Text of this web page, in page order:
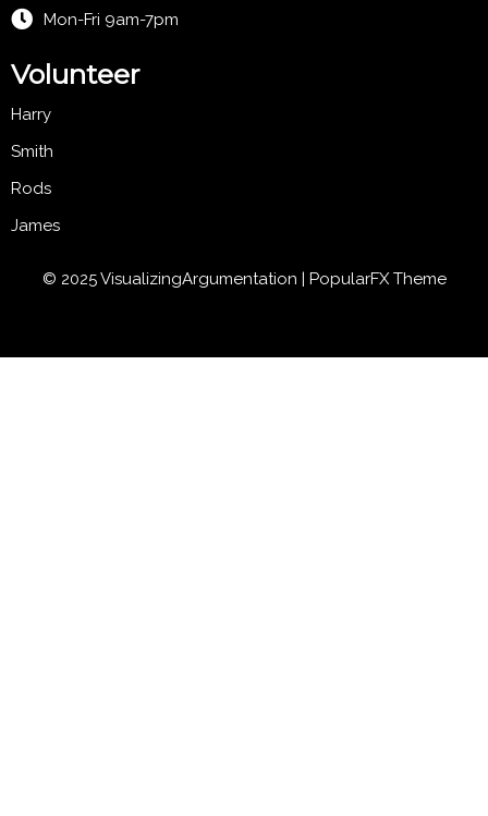
Mon-Fri 9am-7pm
Volunteer
Harry
Smith
Rods
James
© 2025 VisualizingArgumentation | PopularFX Theme